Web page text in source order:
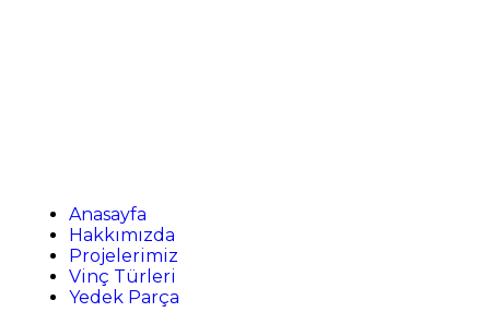
Anasayfa
Hakkımızda
Projelerimiz
Vinç Türleri
Yedek Parça